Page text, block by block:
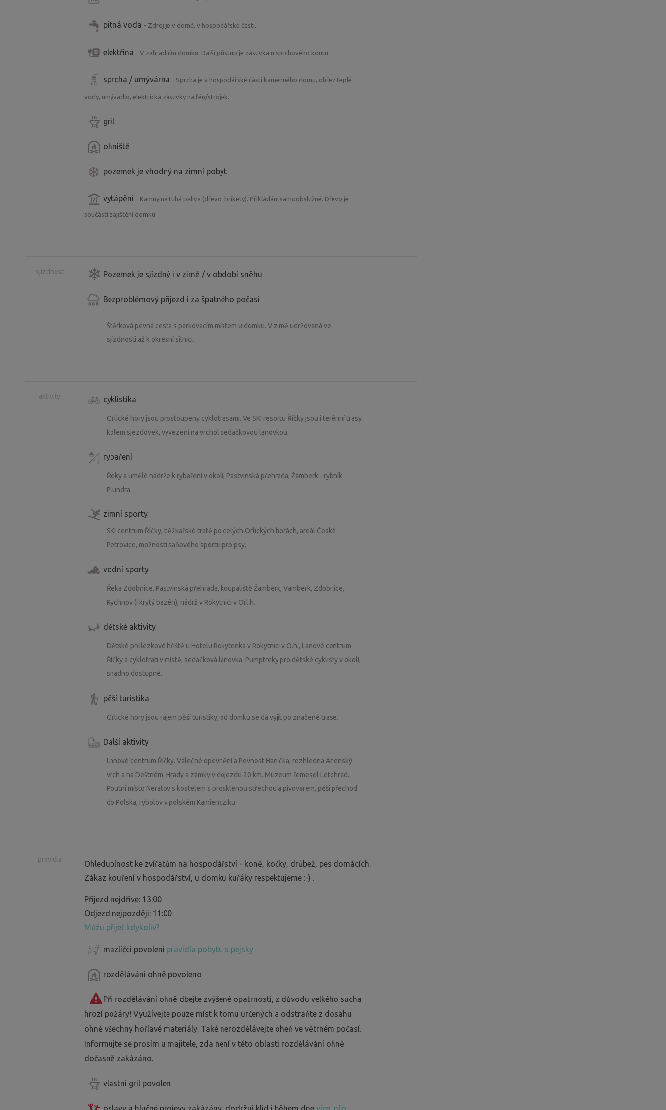
Příjezdová cesta je i v zimě udržovaná, pobyt v chatce v chladném období je možný.
pitná voda - Zdroj je v domě, v hospodářské části.
elektřina - V zahradním domku. Další přístup je zásuvka u sprchového koutu.
sprcha / umývárna - Sprcha je v hospodářské části kamenného domu, ohřev teplé
vody, umývadlo, elektrická zásuvky na fén/strojek.
gril
ohniště
pozemek je vhodný na zimní pobyt
vytápění - Kamny na tuhá paliva (dřevo, brikety). Přikládání samoobslužné. Dřevo je
součástí zajištění domku.
sjízdnost Pozemek je sjízdný i v zimě / v období sněhu
Bezproblémový příjezd i za špatného počasí
Štěrková pevná cesta s parkovacím místem u domku. V zimě udržovaná ve
sjízdnosti až k okresní silnici.
aktivity cyklistika
Orlické hory jsou prostoupeny cyklotrasami. Ve SKI resortu Říčky jsou i terénní trasy
kolem sjezdovek, vyvezení na vrchol sedačkovou lanovkou.
rybaření
Řeky a umělé nádrže k rybaření v okolí, Pastvinská přehrada, Žamberk - rybník
Plundra.
zimní sporty
SKI centrum Říčky, běžkařské tratě po celých Orlických horách, areál České
Petrovice, možnosti saňového sportu pro psy.
vodní sporty
Řeka Zdobnice, Pastvinská přehrada, koupaliště Žamberk, Vamberk, Zdobnice,
Rychnov (i krytý bazén), nádrž v Rokytnici v Orl.h.
dětské aktivity
Dětské průlezkové hřiště u Hotelu Rokytenka v Rokytnici v O.h., Lanové centrum
Říčky a cyklotrati v místě, sedačková lanovka. Pumptreky pro dětské cyklisty v okolí,
snadno dostupné.
pěší turistika
Orlické hory jsou rájem pěší turistiky, od domku se dá vyjít po značené trase.
Další aktivity
Lanové centrum Říčky. Válečné opevnění a Pevnost Hanička, rozhledna Anenský
vrch a na Deštném. Hrady a zámky v dojezdu 20 km. Muzeum řemesel Letohrad.
Poutní místo Neratov s kostelem s prosklenou střechou a pivovarem, pěší přechod
do Polska, rybolov v polském Kamiencziku.
pravidla
Ohleduplnost ke zvířatům na hospodářství - koně, kočky, drůbež, pes domácích.
Zákaz kouření v hospodářství, u domku kuřáky respektujeme :-) .
Příjezd nejdříve: 13:00
Odjezd nejpozději: 11:00
Můžu přijet kdykoliv?
mazlíčci povoleni pravidla pobytu s pejsky
rozdělávání ohně povoleno
Při rozdělávání ohně dbejte zvýšené opatrnosti, z důvodu velkého sucha
hrozí požáry! Využívejte pouze míst k tomu určených a odstraňte z dosahu
ohně všechny hořlavé materiály. Také nerozdělávejte oheň ve větrném počasí.
Informujte se prosím u majitele, zda není v této oblasti rozdělávání ohně
dočasně zakázáno.
vlastní gril povolen
oslavy a hlučné projevy zakázány, dodržuj klid i během dne více info